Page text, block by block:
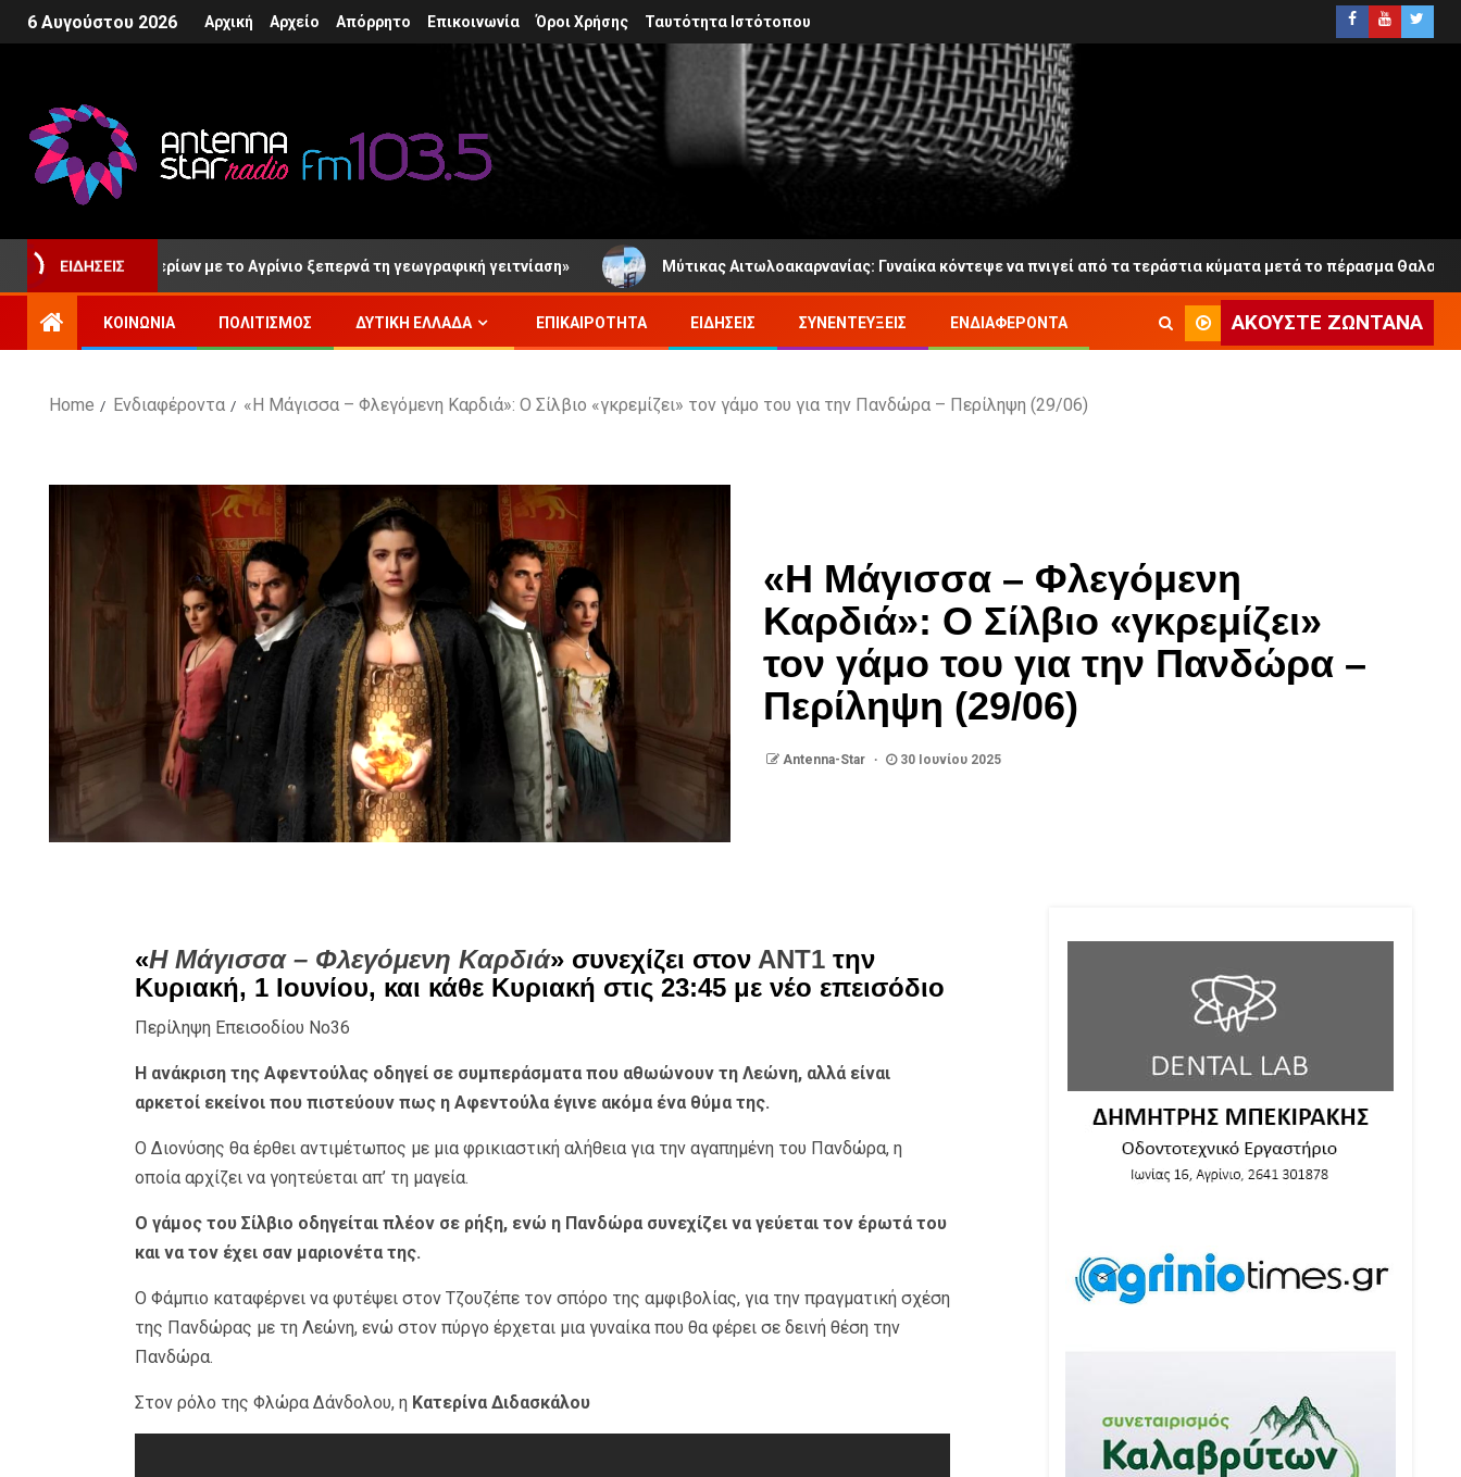
6 Αυγούστου 2026 Αρχική Αρχείο Απόρρητο Επικοινωνία Όροι Χρήσης Ταυτότητα Ιστότοπου
ΕΙΔΉΣΕΙΣ
των Κρυονερίων με το Αγρίνιο ξεπερνά τη γεωγραφική γειτνίαση» Μύτικας Αιτωλοακαρνανίας: Γυναίκα κόντεψε να πνιγεί από τα τεράστια κύματα μετά το πέρασμα Θαλαμηγού
ΚΟΙΝΩΝΊΑ ΠΟΛΙΤΙΣΜΌΣ ΔΥΤΙΚΉ ΕΛΛΆΔΑ ΕΠΙΚΑΙΡΌΤΗΤΑ ΕΙΔΉΣΕΙΣ ΣΥΝΕΝΤΕΎΞΕΙΣ ΕΝΔΙΑΦΈΡΟΝΤΑ ΑΚΟΎΣΤΕ ΖΩΝΤΑΝΆ
Home Ενδιαφέροντα «Η Μάγισσα – Φλεγόμενη Καρδιά»: Ο Σίλβιο «γκρεμίζει» τον γάμο του για την Πανδώρα – Περίληψη (29/06)
«Η Μάγισσα – Φλεγόμενη
Καρδιά»: Ο Σίλβιο «γκρεμίζει»
τον γάμο του για την Πανδώρα –
Περίληψη (29/06)
Antenna-Star 30 Ιουνίου 2025
«Η Μάγισσα – Φλεγόμενη Kαρδιά» συνεχίζει στον ΑΝΤ1την
Κυριακή, 1 Ιουνίου, και κάθε Κυριακή στις 23:45 με νέο επεισόδιο
Περίληψη Επεισοδίου Νο36
Η ανάκριση της Αφεντούλας οδηγεί σε συμπεράσματα που αθωώνουν τη Λεώνη, αλλά είναι
αρκετοί εκείνοι που πιστεύουν πως η Αφεντούλα έγινε ακόμα ένα θύμα της.
Ο Διονύσης θα έρθει αντιμέτωπος με μια φρικιαστική αλήθεια για την αγαπημένη του Πανδώρα, η
οποία αρχίζει να γοητεύεται απ’ τη μαγεία.
Ο γάμος του Σίλβιο οδηγείται πλέον σε ρήξη, ενώ η Πανδώρα συνεχίζει να γεύεται τον έρωτά του
και να τον έχει σαν μαριονέτα της.
Ο Φάμπιο καταφέρνει να φυτέψει στον Τζουζέπε τον σπόρο της αμφιβολίας, για την πραγματική σχέση
της Πανδώρας με τη Λεώνη, ενώ στον πύργο έρχεται μια γυναίκα που θα φέρει σε δεινή θέση την
Πανδώρα.
Στον ρόλο της Φλώρα Δάνδολου, η Κατερίνα Διδασκάλου